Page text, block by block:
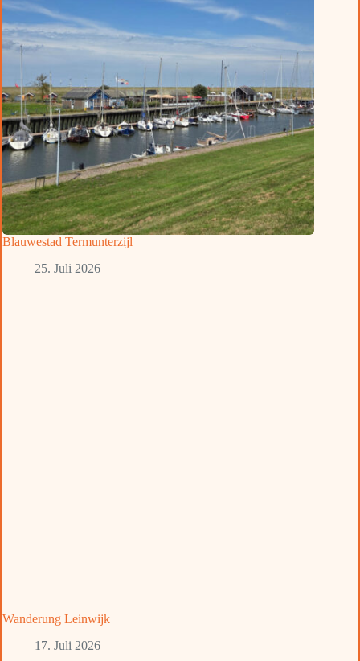
Blauwestad Termunterzijl
25. Juli 2026
Wanderung Leinwijk
17. Juli 2026